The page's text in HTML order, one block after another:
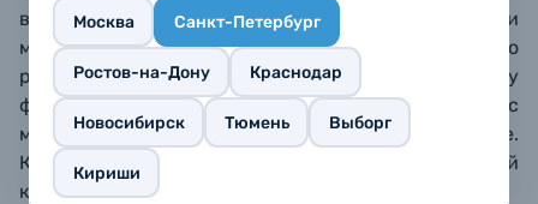
Москва Санкт-Петербург
Ростов-на-Дону Краснодар
Новосибирск Тюмень Выборг
Кириши
возможность со временем поменять фотографии
местами. В таком фотоальбоме можно легко
разместить все фотографии, подходящие по размеру
формата кармашка. Белые бумажные страницы с
местами для подписи, по 3 фотографии на странице.
Книжный переплет, обложка из искусственной
кожи.